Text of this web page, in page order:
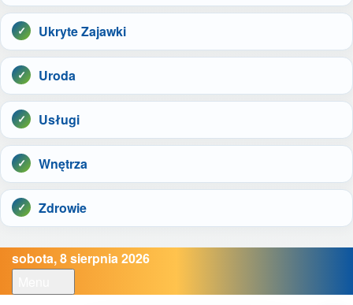
Ukryte Zajawki
Uroda
Usługi
Wnętrza
Zdrowie
sobota, 8 sierpnia 2026